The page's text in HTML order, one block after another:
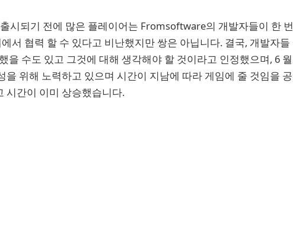
시되기 전에 많은 플레이어는 Fromsoftware의 개발자들이 한 번
서 협력 할 수 있다고 비난했지만 쌍은 아닙니다. 결국, 개발자들
을 수도 있고 그것에 대해 생각해야 할 것이라고 인정했으며, 6 월
을 위해 노력하고 있으며 시간이 지남에 따라 게임에 줄 것임을 공
시간이 이미 상승했습니다.